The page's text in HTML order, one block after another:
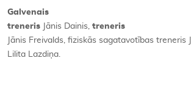
Galvenais
treneris
Jānis Dainis, treneris
Jānis Freivalds, fiziskās sagatavotības treneris
Lilita Lazdiņa.